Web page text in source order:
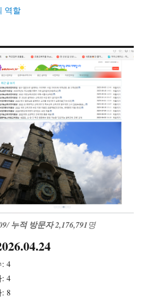
역할
/누적 방문자 2,176,791명
:4
:4
8